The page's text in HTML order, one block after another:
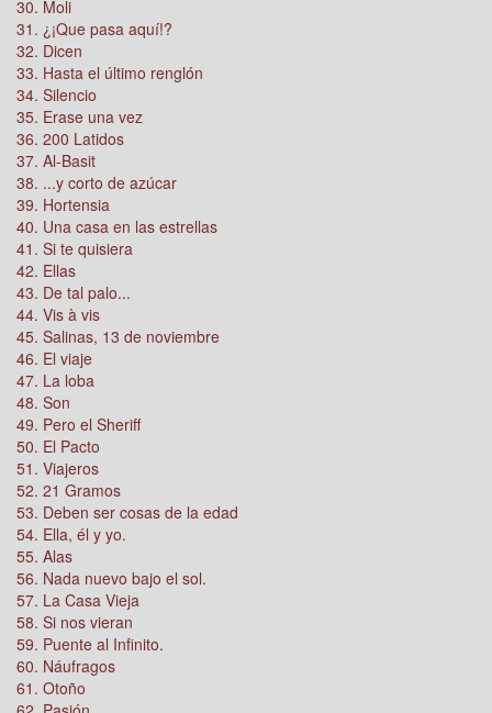
30. Moli
31. ¿¡Que pasa aquí!?
32. Dicen
33. Hasta el último renglón
34. Silencio
35. Erase una vez
36. 200 Latidos
37. Al-Basit
38. ...y corto de azúcar
39. Hortensia
40. Una casa en las estrellas
41. Si te quisiera
42. Ellas
43. De tal palo...
44. Vis à vis
45. Salinas, 13 de noviembre
46. El viaje
47. La loba
48. Son
49. Pero el Sheriff
50. El Pacto
51. Viajeros
52. 21 Gramos
53. Deben ser cosas de la edad
54. Ella, él y yo.
55. Alas
56. Nada nuevo bajo el sol.
57. La Casa Vieja
58. Si nos vieran
59. Puente al Infinito.
60. Náufragos
61. Otoño